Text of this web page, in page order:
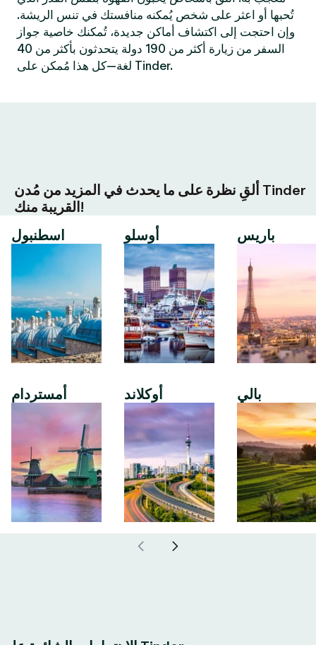
تُحبها أو اعثر على شخص يُمكنه منافستك في تنس الريشة.
وإن احتجت إلى اكتشاف أماكن جديدة، تُمكنك خاصية جواز
السفر من زيارة أكثر من 190 دولة يتحدثون بأكثر من 40
لغة—كل هذا مُمكن على Tinder.
ألقِ نظرة على ما يحدث في المزيد من مُدن Tinder
القريبة منك!
اسطنبول
أمستردام
أوسلو
أوكلاند
باريس
بالي